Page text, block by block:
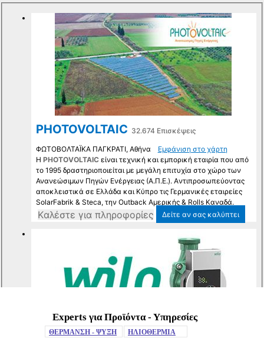
MuteExperts για Προϊόντα - Υπηρεσίες
ΘΕΡΜΑΝΣΗ - ΨΥΞΗ
ΗΛΙΟΘΕΡΜΙΑ